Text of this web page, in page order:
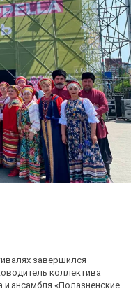
завершился
коллектива
и ансамбля «Полазненские